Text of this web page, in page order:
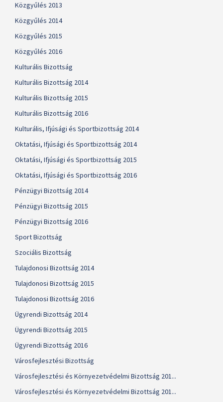
Közgyűlés 2013
Közgyűlés 2014
Közgyűlés 2015
Közgyűlés 2016
Kulturális Bizottság
Kulturális Bizottság 2014
Kulturális Bizottság 2015
Kulturális Bizottság 2016
Kulturális, Ifjúsági és Sportbizottság 2014
Oktatási, Ifjúsági és Sportbizottság 2014
Oktatási, Ifjúsági és Sportbizottság 2015
Oktatási, Ifjúsági és Sportbizottság 2016
Pénzügyi Bizottság 2014
Pénzügyi Bizottság 2015
Pénzügyi Bizottság 2016
Sport Bizottság
Szociális Bizottság
Tulajdonosi Bizottság 2014
Tulajdonosi Bizottság 2015
Tulajdonosi Bizottság 2016
Ügyrendi Bizottság 2014
Ügyrendi Bizottság 2015
Ügyrendi Bizottság 2016
Városfejlesztési Bizottság
Városfejlesztési és Környezetvédelmi Bizottság 201...
Városfejlesztési és Környezetvédelmi Bizottság 201...